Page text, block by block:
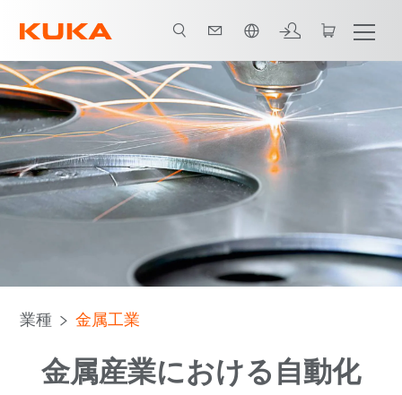
業種 金属工業
金属産業における自動化